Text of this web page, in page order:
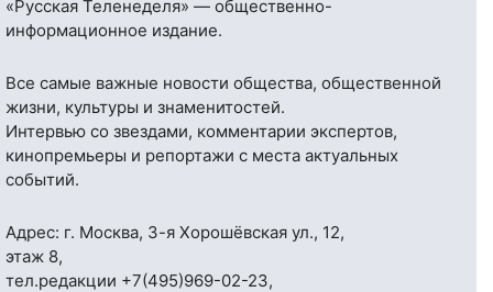
«Русская Теленеделя» — общественно-
информационное издание.
Все самые важные новости общества, общественной
жизни, культуры и знаменитостей.
Интервью со звездами, комментарии экспертов,
кинопремьеры и репортажи с места актуальных
событий.
Адрес: г. Москва, 3-я Хорошёвская ул., 12,
этаж 8,
тел.редакции +7(495)969-02-23,